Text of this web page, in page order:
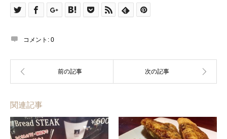
コメント: 0
関連記事